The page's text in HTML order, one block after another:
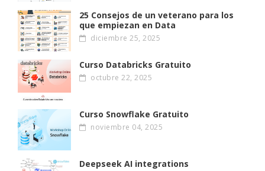
25 Consejos de un veterano para los
que empiezan en Data
diciembre 25, 2025
Curso Databricks Gratuito
octubre 22, 2025
Curso Snowflake Gratuito
noviembre 04, 2025
Deepseek AI integrations